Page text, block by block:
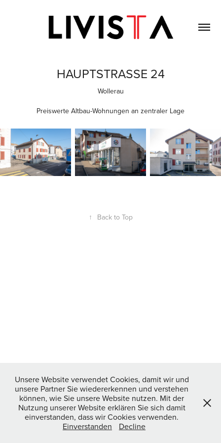
HAUPTSTRASSE 24
Wollerau
Preiswerte Altbau-Wohnungen an zentraler Lage
↑ Back to Top
Unsere Website verwendet Cookies, damit wir und
unsere Partner Sie wiedererkennen und verstehen
können, wie Sie unsere Website nutzen. Mit der
Nutzung unserer Website erklären Sie sich damit
einverstanden, dass wir Cookies verwenden.
Einverstanden
Decline